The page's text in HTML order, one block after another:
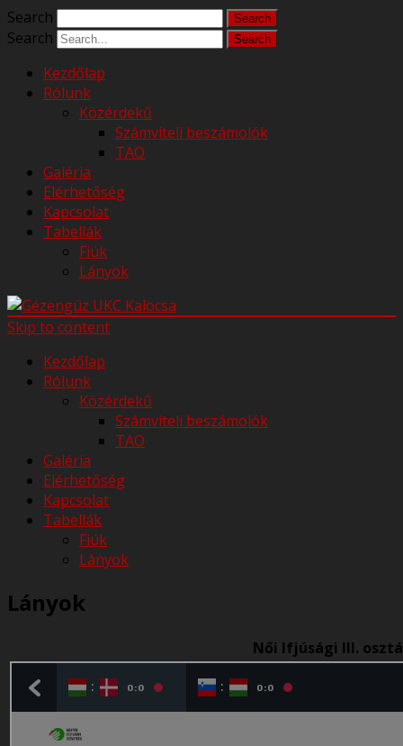
Search
Search
Kezdőlap
Rólunk
Közérdekű
Számviteli beszámolók
TAO
Galéria
Elérhetőség
Kapcsolat
Tabellák
Fiúk
Lányok
Skip to content
Kezdőlap
Rólunk
Közérdekű
Számviteli beszámolók
TAO
Galéria
Elérhetőség
Kapcsolat
Tabellák
Fiúk
Lányok
Lányok
Női Ifjúsági III.